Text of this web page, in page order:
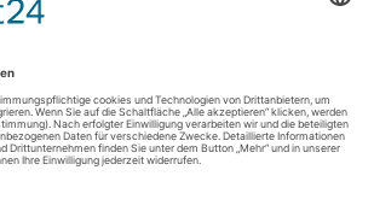
- 13:00 & 14:00 - 17:30
13:30